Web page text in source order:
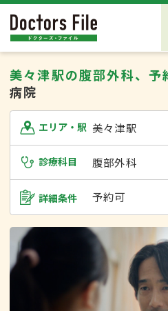
美々津駅の腹部外科、予
病院
エリア・駅 美々津駅
診療科目 腹部外科
詳細条件 予約可